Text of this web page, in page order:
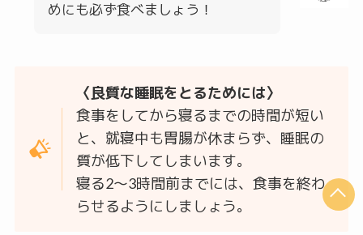
めにも必ず食べましょう！
〈良質な睡眠をとるためには〉
食事をしてから寝るまでの時間が短い
と、就寝中も胃腸が休まらず、睡眠の
質が低下してしまいます。
寝る2～3時間前までには、食事を終わ
らせるようにしましょう。